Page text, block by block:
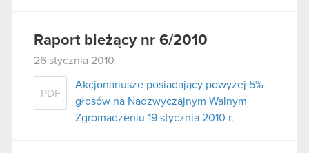
Raport bieżący nr 6/2010
26 stycznia 2010
PDF
Akcjonariusze posiadający powyżej 5%
głosów na Nadzwyczajnym Walnym
Zgromadzeniu 19 stycznia 2010 r.